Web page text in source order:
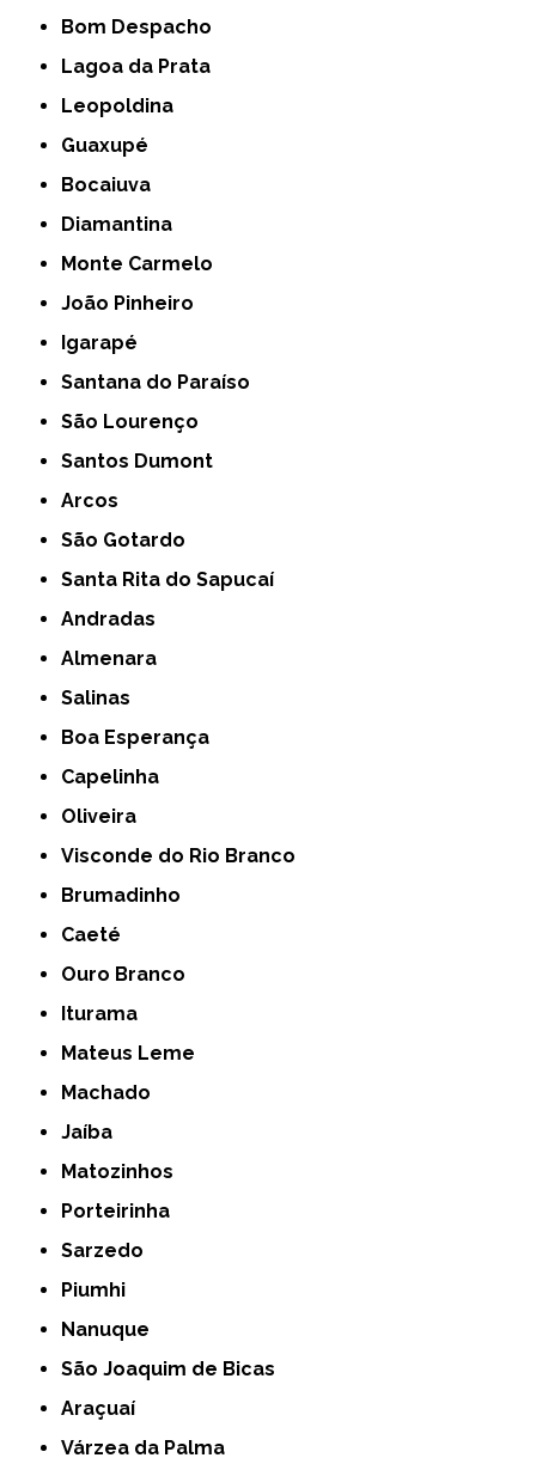
Bom Despacho
Lagoa da Prata
Leopoldina
Guaxupé
Bocaiuva
Diamantina
Monte Carmelo
João Pinheiro
Igarapé
Santana do Paraíso
São Lourenço
Santos Dumont
Arcos
São Gotardo
Santa Rita do Sapucaí
Andradas
Almenara
Salinas
Boa Esperança
Capelinha
Oliveira
Visconde do Rio Branco
Brumadinho
Caeté
Ouro Branco
Iturama
Mateus Leme
Machado
Jaíba
Matozinhos
Porteirinha
Sarzedo
Piumhi
Nanuque
São Joaquim de Bicas
Araçuaí
Várzea da Palma